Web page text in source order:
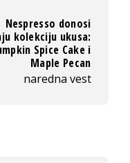
Nespresso donosi
kolekciju ukusa:
Spice Cake i
Maple Pecan
naredna vest